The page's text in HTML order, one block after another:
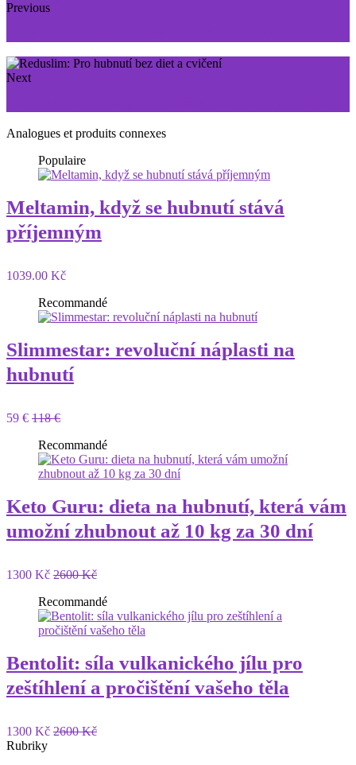
Previous
Next
Analogues et produits connexes
Populaire
Meltamin, když se hubnutí stává
příjemným
1039.00 Kč
Recommandé
Slimmestar: revoluční náplasti na
hubnutí
59 € 118 €
Recommandé
Keto Guru: dieta na hubnutí, která vám
umožní zhubnout až 10 kg za 30 dní
1300 Kč 2600 Kč
Recommandé
Bentolit: síla vulkanického jílu pro
zeštíhlení a pročištění vašeho těla
1300 Kč 2600 Kč
Rubriky